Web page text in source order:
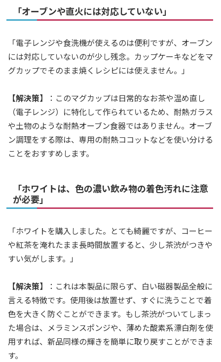
「オーブンや直火には対応していない」
「電子レンジや食洗機が使えるのは便利ですが、オーブン
には対応していないのが少し残念。カップケーキなどをマ
グカップでそのまま焼くレシピには使えません。」
【解決策】
：このマグカップは日常的なお茶や温め直し
（電子レンジ）に特化して作られているため、耐熱ガラス
や土物のような耐熱オーブン食器ではありません。オーブ
ン調理をする際は、専用の耐熱ココットなどを使い分ける
ことをおすすめします。
「ホワイトは、色の濃い飲み物の着色汚れに注意
が必要」
「ホワイトを購入しました。とても綺麗ですが、コーヒー
や紅茶を淹れたまま長時間放置すると、少し茶渋がつきや
すい気がします。」
【解決策】
：これは本製品に限らず、白い磁器製品全般に
言える特徴です。使用後は放置せず、すぐに洗うことで着
色を大きく防ぐことができます。もし茶渋がついてしまっ
た場合は、メラミンスポンジや、薄めた酸素系漂白剤を使
用すれば、新品同様の輝きを簡単に取り戻すことができま
す。